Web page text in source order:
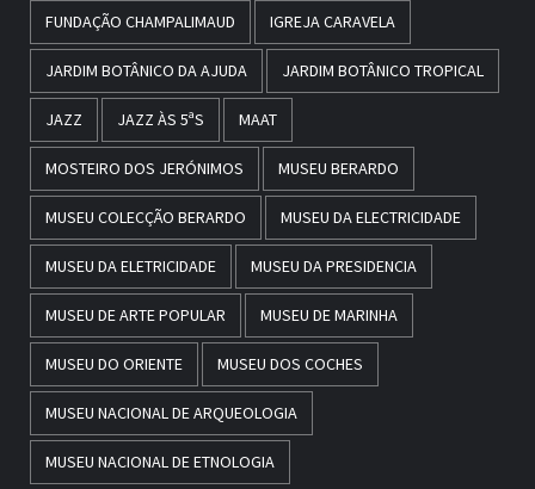
FUNDAÇÃO CHAMPALIMAUD IGREJA CARAVELA
JARDIM BOTÂNICO DA AJUDA JARDIM BOTÂNICO TROPICAL
JAZZ JAZZ ÀS 5ªS MAAT
MOSTEIRO DOS JERÓNIMOS MUSEU BERARDO
MUSEU COLECÇÃO BERARDO MUSEU DA ELECTRICIDADE
MUSEU DA ELETRICIDADE MUSEU DA PRESIDENCIA
MUSEU DE ARTE POPULAR MUSEU DE MARINHA
MUSEU DO ORIENTE MUSEU DOS COCHES
MUSEU NACIONAL DE ARQUEOLOGIA
MUSEU NACIONAL DE ETNOLOGIA